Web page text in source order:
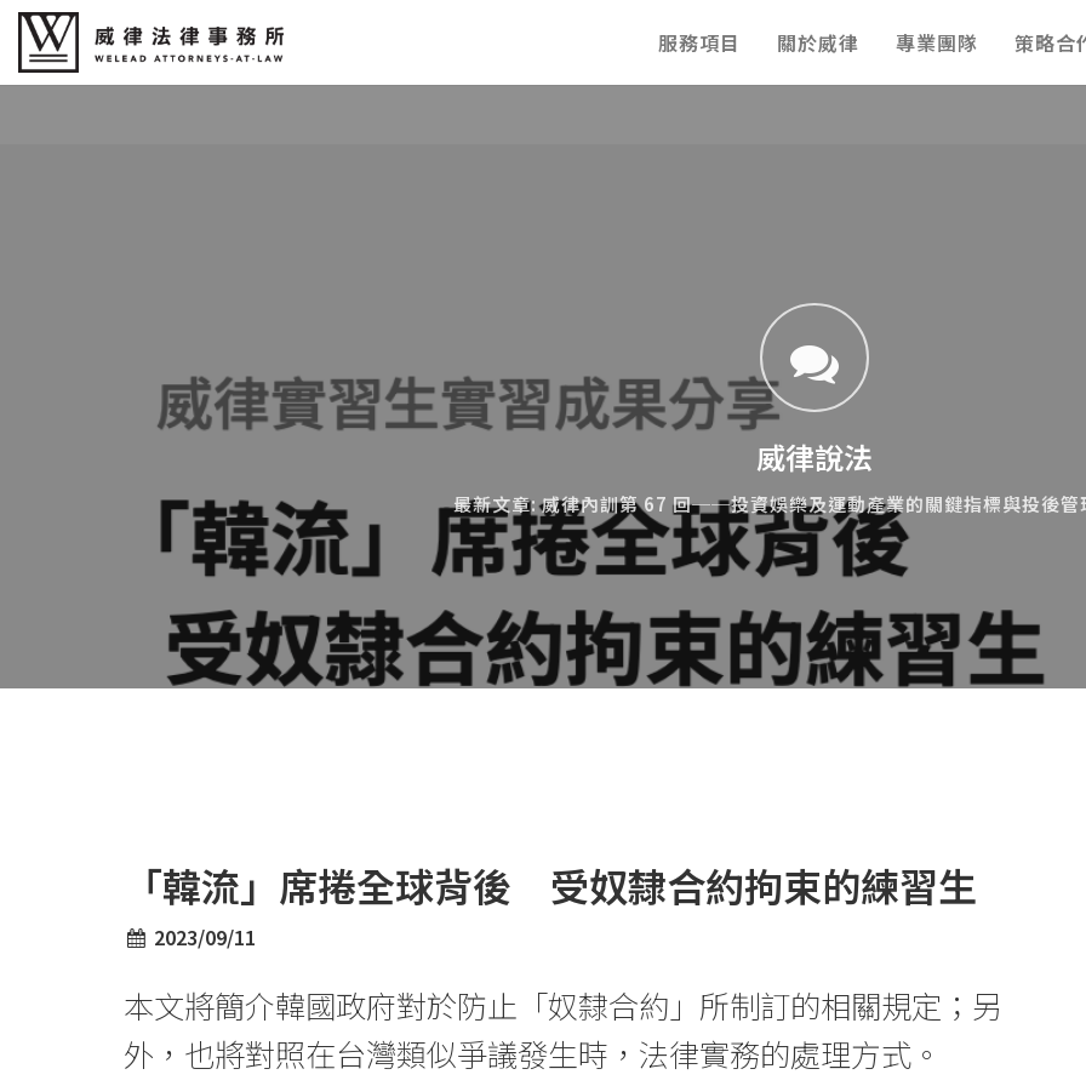
服務項目 關於威律 專業團隊 策略合
威律說法
最新文章: 威律內訓第 67 回──投資娛樂及運動產業的關鍵指標與投後管
「韓流」席捲全球背後 受奴隸合約拘束的練習生
2023/09/11
本文將簡介韓國政府對於防止「奴隸合約」所制訂的相關規定；另
外，也將對照在台灣類似爭議發生時，法律實務的處理方式。